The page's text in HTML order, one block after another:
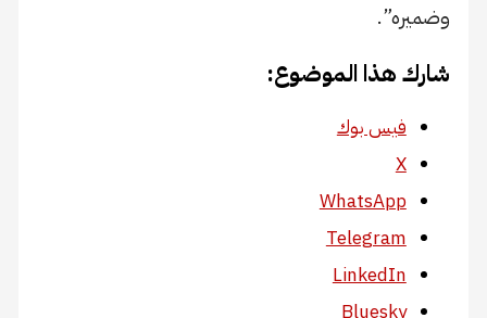
وضميره”.
شارك هذا الموضوع:
فيس بوك
X
WhatsApp
Telegram
LinkedIn
Bluesky